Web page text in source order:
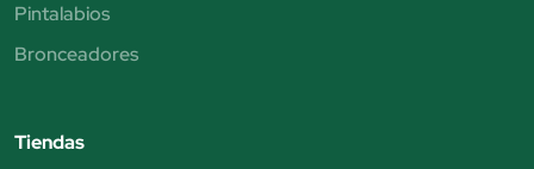
Pintalabios
Bronceadores
Tiendas